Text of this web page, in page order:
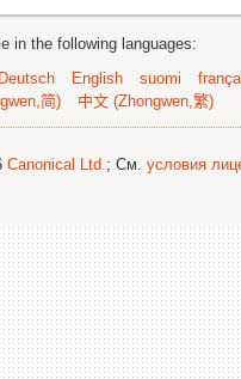
in the following languages:
Deutsch English suomi
简) 中文 (Zhongwen,繁)
Canonical Ltd.; См. условия